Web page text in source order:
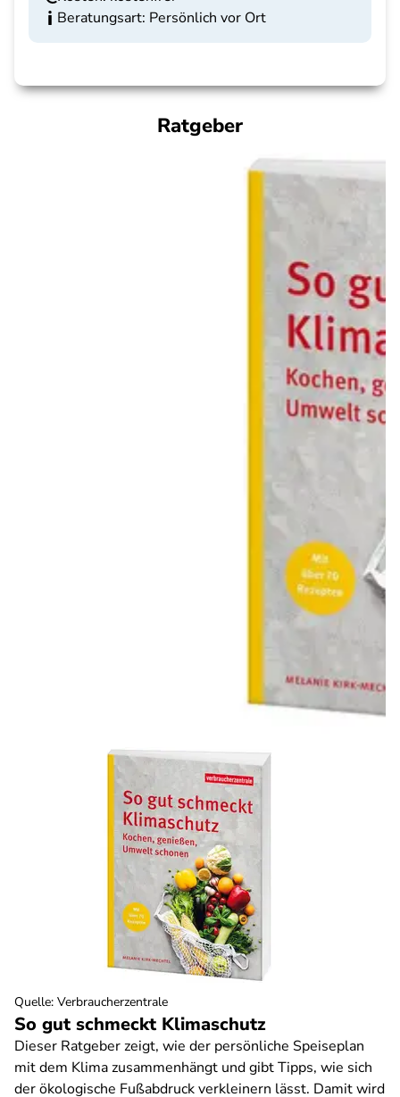
Beratungsart: Persönlich vor Ort
Ratgeber
So gut schmeckt Klimaschutz
Dieser Ratgeber zeigt, wie der persönliche Speiseplan
mit dem Klima zusammenhängt und gibt Tipps, wie sich
der ökologische Fußabdruck verkleinern lässt. Damit wird
Quelle: Verbraucherzentrale